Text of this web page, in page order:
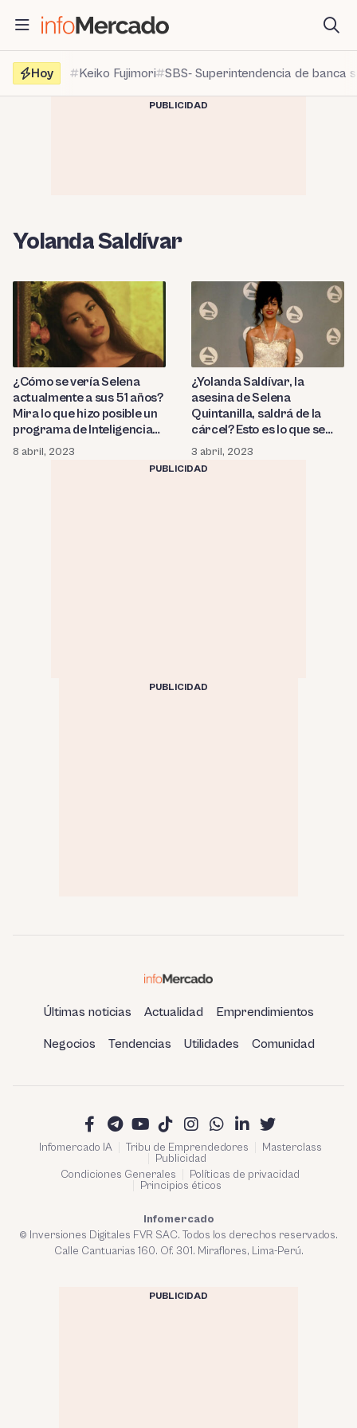
contenido
Hoy
Keiko Fujimori SBS- Superintendencia de banca
PUBLICIDAD
Yolanda Saldívar
¿Cómo se vería Selena
actualmente a sus 51 años?
Mira lo que hizo posible un
programa de Inteligencia
Artificial (FOTO)
8 abril, 2023
¿Yolanda Saldívar, la
asesina de Selena
Quintanilla, saldrá de la
cárcel? Esto es lo que se
sabe tras cumplirse 28
años del homicidio de la
3 abril, 2023
PUBLICIDAD
PUBLICIDAD
Últimas noticias Actualidad Emprendimientos
Negocios Tendencias Utilidades Comunidad
Infomercado IA Tribu de Emprendedores
Masterclass
Publicidad
Condiciones Generales
Políticas de privacidad
Principios éticos
Infomercado
© Inversiones Digitales FVR SAC. Todos los derechos reservados.
Calle Cantuarias 160. Of. 301. Miraflores, Lima-Perú.
PUBLICIDAD